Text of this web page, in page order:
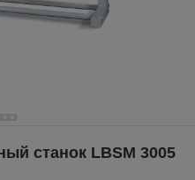
станок LBSM 3005